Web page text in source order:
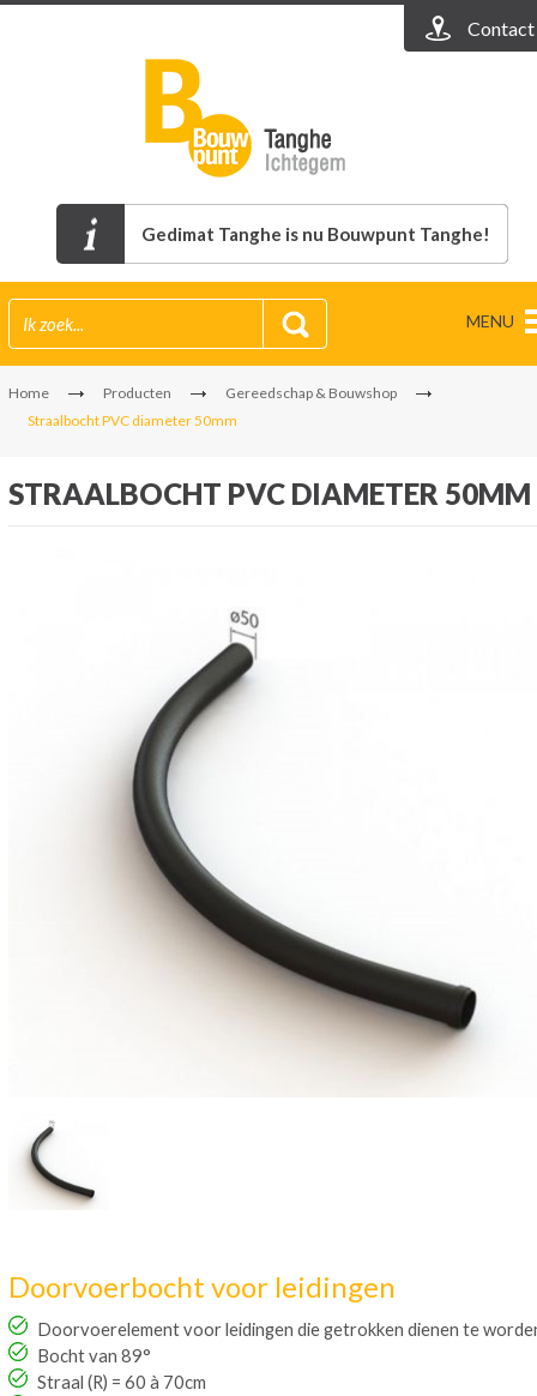
Contact
Gedimat Tanghe is nu Bouwpunt Tanghe!
MENU
Home Producten
Gereedschap & Bouwshop
Straalbocht PVC diameter 50mm
STRAALBOCHT PVC DIAMETER 50MM
Doorvoerbocht voor leidingen
Doorvoerelement voor leidingen die getrokken dienen te
Bocht van 89°
Straal (R) = 60 à 70cm